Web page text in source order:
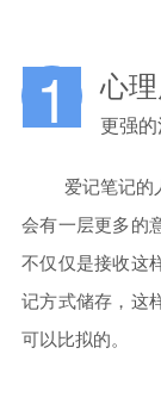
1 心
更强
爱记笔记的
会有一层更多的
不仅仅是接收这
记方式储存，这
可以比拟的。